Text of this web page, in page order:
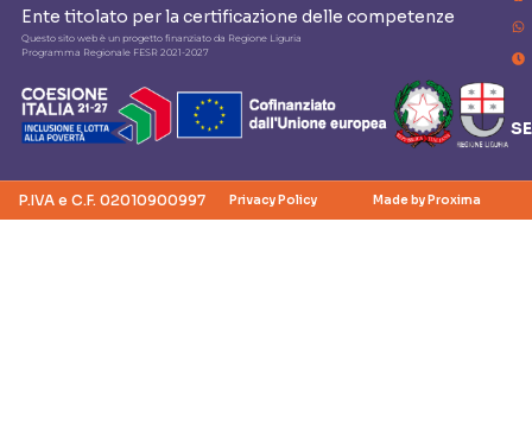
Ente titolato per la certificazione delle competenze
Questo sito web è un progetto finanziato da Regione Liguria
Programma Regionale FESR 2021-2027
P.IVA e C.F. 02010900997 Privacy Policy Made by Proxima